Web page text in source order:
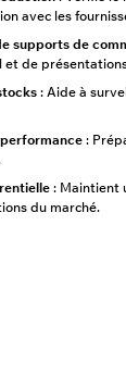
avec les
supports de
et de
: Aide à
:
: Maintient
du marché.